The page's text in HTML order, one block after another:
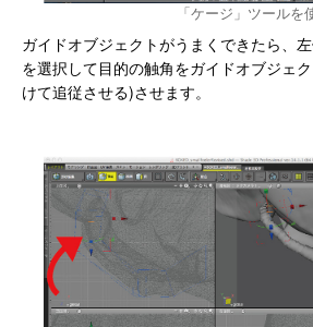
「ケージ」ツールを
ガイドオブジェクトがうまくできたら、
を選択して目的の触角をガイドオブジェ
けて追従させる)させます。